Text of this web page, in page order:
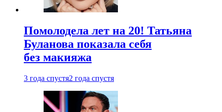
Помолодела лет на 20! Татьяна
Буланова показала себя
без макияжа
3 года спустя2 года спустя